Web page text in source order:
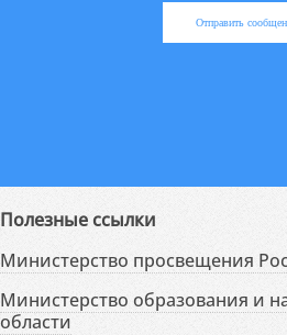
Отправить
Полезные ссылки
Министерство просвещения
Министерство образования и
области